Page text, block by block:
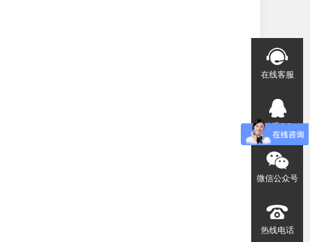
在线客服
联系QQ
微信公众号
热线电话